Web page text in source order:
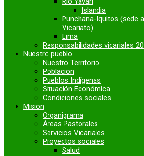
Islandia
Punchana-Iquitos (sede
Vicariato)
Lima
Responsabilidades vicariales
Nuestro pueblo
Nuestro Territorio
Población
Pueblos Indígenas
Situación Económica
Condiciones sociales
Misión
Organigrama
Áreas Pastorales
Servicios Vicariales
Proyectos sociales
Salud